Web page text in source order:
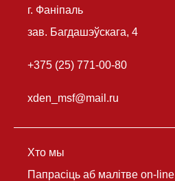
г. Фаніпаль
зав. Багдашэўскага, 4
+375 (25) 771-00-80
xden_msf@mail.ru
Хто мы
Папрасіць аб малітве on-line